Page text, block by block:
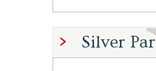
Silver